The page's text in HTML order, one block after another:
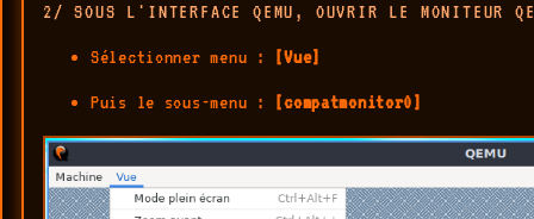
2/ SOUS L'INTERFACE QEMU, OUVRIR LE MONITEUR
Sélectionner menu : [Vue]
Puis le sous-menu : [compatmonitor0]